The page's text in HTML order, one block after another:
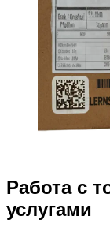
Работа с
услугами